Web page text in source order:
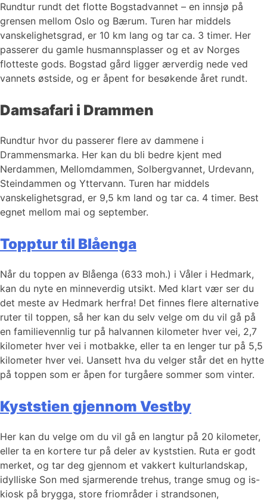
Rundtur rundt det flotte Bogstadvannet – en innsjø på
grensen mellom Oslo og Bærum. Turen har middels
vanskelighetsgrad, er 10 km lang og tar ca. 3 timer. Her
passerer du gamle husmannsplasser og et av Norges
flotteste gods. Bogstad gård ligger ærverdig nede ved
vannets østside, og er åpent for besøkende året rundt.
Damsafari i Drammen
Rundtur hvor du passerer flere av dammene i
Drammensmarka. Her kan du bli bedre kjent med
Nerdammen, Mellomdammen, Solbergvannet, Urdevann,
Steindammen og Yttervann. Turen har middels
vanskelighetsgrad, er 9,5 km land og tar ca. 4 timer. Best
egnet mellom mai og september.
Topptur til Blåenga
Når du toppen av Blåenga (633 moh.) i Våler i Hedmark,
kan du nyte en minneverdig utsikt. Med klart vær ser du
det meste av Hedmark herfra! Det finnes flere alternative
ruter til toppen, så her kan du selv velge om du vil gå på
en familievennlig tur på halvannen kilometer hver vei, 2,7
kilometer hver vei i motbakke, eller ta en lenger tur på 5,5
kilometer hver vei. Uansett hva du velger står det en hytte
på toppen som er åpen for turgåere sommer som vinter.
Kyststien gjennom Vestby
Her kan du velge om du vil gå en langtur på 20 kilometer,
eller ta en kortere tur på deler av kyststien. Ruta er godt
merket, og tar deg gjennom et vakkert kulturlandskap,
idylliske Son med sjarmerende trehus, trange smug og is-
kiosk på brygga, store friområder i strandsonen,